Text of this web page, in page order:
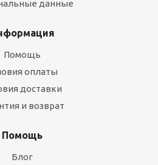
данные
Помощь
оплаты
доставки
и возврат
Помощь
Блог